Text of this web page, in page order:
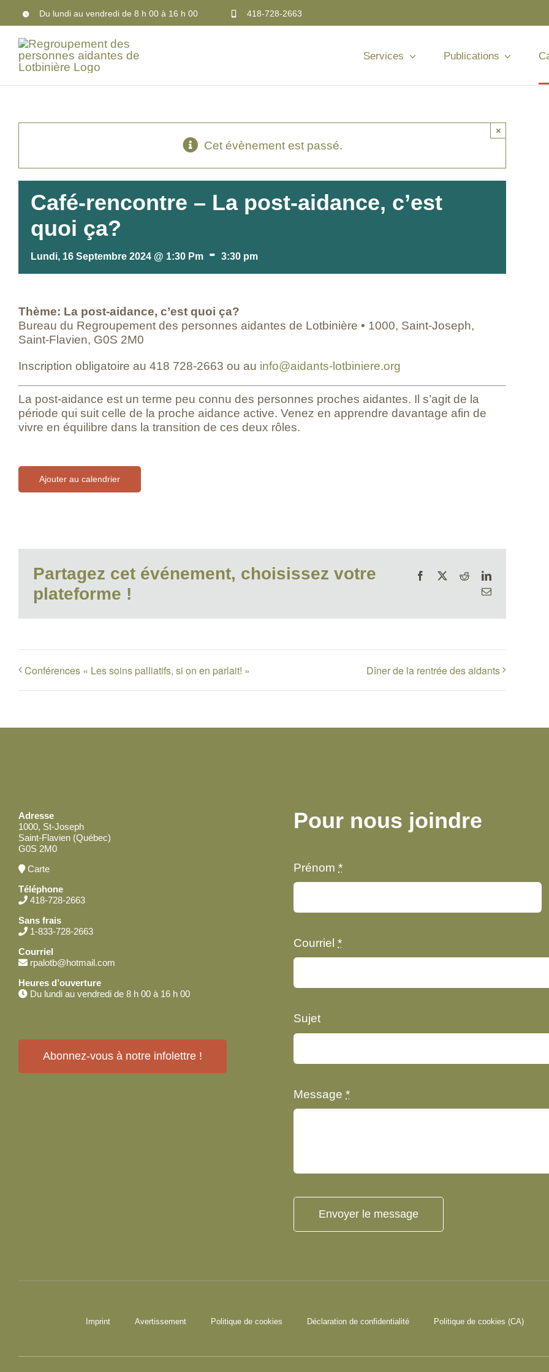
Du lundi au vendredi de 8 h 00 à 16 h 00 418-728-2663
Services Publications
Cet évènement est passé.
×
Café-rencontre – La post-aidance, c’est
quoi ça?
Lundi, 16 Septembre 2024 @ 1:30 Pm - 3:30 pm
Thème: La post-aidance, c’est quoi ça?
Bureau du Regroupement des personnes aidantes de Lotbinière • 1000, Saint-Joseph,
Saint-Flavien, G0S 2M0
Inscription obligatoire au 418 728-2663 ou au info@aidants-lotbiniere.org
La post-aidance est un terme peu connu des personnes proches aidantes. Il s’agit de la
période qui suit celle de la proche aidance active. Venez en apprendre davantage afin de
vivre en équilibre dans la transition de ces deux rôles.
Ajouter au calendrier
Partagez cet événement, choisissez votre
plateforme !
Facebook RedditLinkedIn
Email
Conférences « Les soins palliatifs, si on en parlait! » Dîner de la rentrée des aidants
Adresse
1000, St-Joseph
Saint-Flavien (Québec)
G0S 2M0
Carte
Téléphone
418-728-2663
Sans frais
1-833-728-2663
Courriel
rpalotb@hotmail.com
Heures d’ouverture
Du lundi au vendredi de 8 h 00 à 16 h 00
Abonnez-vous à notre infolettre !
Pour nous joindre
Prénom*
Courriel*
Sujet
Message*
Envoyer le message
Imprint Avertissement Politique de cookies Déclaration de confidentialité Politique de cookies (CA)